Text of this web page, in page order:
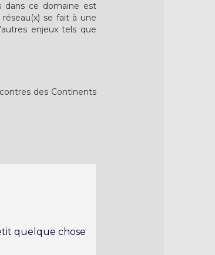
dans ce domaine est
se fait à une
enjeux tels que
des Continents
quelque chose